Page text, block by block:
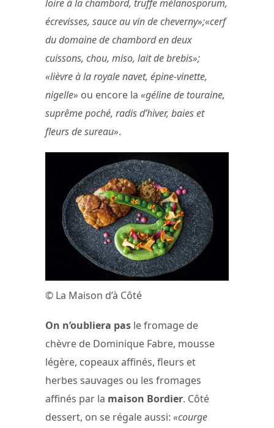
loire à la chambord, truffe mélanosporum,
écrevisses, sauce au vin de cheverny»;«cerf
du domaine de chambord en deux
cuissons, chou, miso, lait de brebis»;
«lièvre à la royale navet, épine-vinette,
nigelle» ou encore la «géline de touraine,
suprême poché, radis d’hiver, baies et
fleurs de sureau».
© La Maison d’à Côté
On n’oubliera pas le fromage de
chèvre de Dominique Fabre, mousse
légère, copeaux affinés, fleurs et
herbes sauvages ou les fromages
affinés par la maison Bordier. Côté
dessert, on se régale aussi: «courge